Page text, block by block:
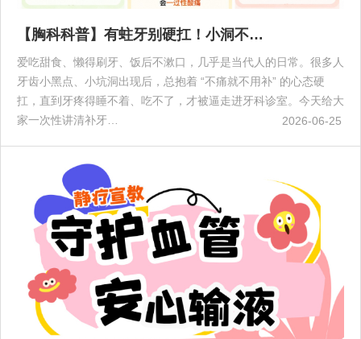
2026-06-25
【胸科科普】有蛀牙别硬扛！小洞不…
爱吃甜食、懒得刷牙、饭后不漱口，几乎是当代人的日常。很多人
牙齿小黑点、小坑洞出现后，总抱着 “不痛就不用补” 的心态硬
扛，直到牙疼得睡不着、吃不了，才被逼走进牙科诊室。今天给大
家一次性讲清补牙…